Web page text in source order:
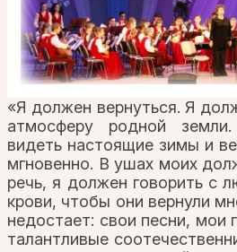
«Я должен вернуться. Я
атмосферу родной
видеть настоящие зимы и
мгновенно. В ушах моих
речь, я должен говорить с
крови, чтобы они вернули
недостает: свои песни, мои
талантливые